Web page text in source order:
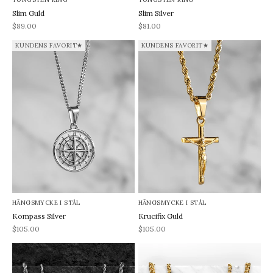
Slim Guld
REA-pris
$89.00
Slim Silver
REA-pris
$81.00
KUNDENS FAVORIT★
HÄNGSMYCKE I STÅL
Kompass Silver
REA-pris
$105.00
KUNDENS FAVORIT★
HÄNGSMYCKE I STÅL
Krucifix Guld
REA-pris
$105.00